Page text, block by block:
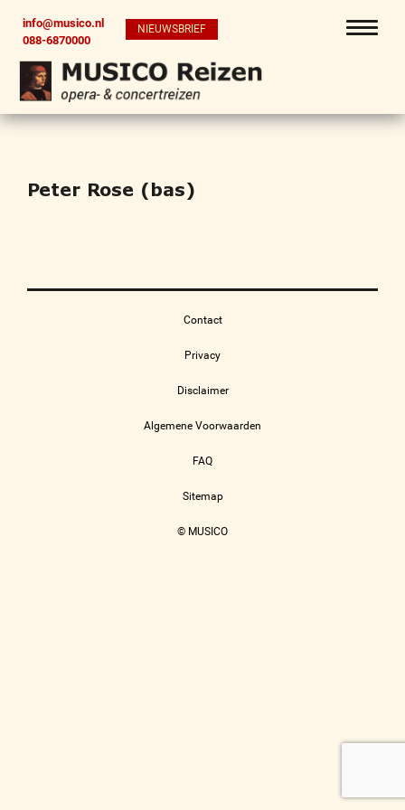
info@musico.nl
088-6870000
NIEUWSBRIEF
Peter Rose (bas)
Contact
Privacy
Disclaimer
Algemene Voorwaarden
FAQ
Sitemap
© MUSICO